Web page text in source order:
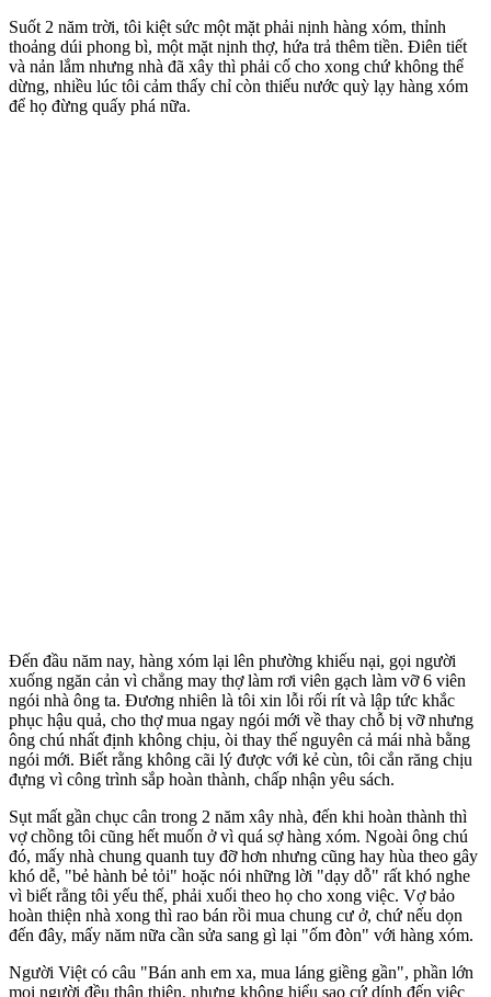
Suốt 2 năm trời, tôi kiệt sức một mặt phải nịnh hàng xóm, thỉnh
thoảng dúi phong bì, một mặt nịnh thợ, hứa trả thêm tiền. Điên tiết
và nản lắm nhưng nhà đã xây thì phải cố cho xong chứ không thể
dừng, nhiều lúc tôi cảm thấy chỉ còn thiếu nước quỳ lạy hàng xóm
để họ đừng quấy phá nữa.
Đến đầu năm nay, hàng xóm lại lên phường khiếu nại, gọi người
xuống ngăn cản vì chẳng may thợ làm rơi viên gạch làm vỡ 6 viên
ngói nhà ông ta. Đương nhiên là tôi xin lỗi rối rít và lập tức khắc
phục hậu quả, cho thợ mua ngay ngói mới về thay chỗ bị vỡ nhưng
ông chú nhất định không chịu, òi thay thế nguyên cả mái nhà bằng
ngói mới. Biết rằng không cãi lý được với kẻ cùn, tôi cắn răng chịu
đựng vì công trình sắp hoàn thành, chấp nhận yêu sách.
Sụt mất gần chục cân trong 2 năm xây nhà, đến khi hoàn thành thì
vợ chồng tôi cũng hết muốn ở vì quá sợ hàng xóm. Ngoài ông chú
đó, mấy nhà chung quanh tuy đỡ hơn nhưng cũng hay hùa theo gây
khó dễ, "bẻ hành bẻ tỏi" hoặc nói những lời "dạy dỗ" rất khó nghe
vì biết rằng tôi yếu thế, phải xuối theo họ cho xong việc. Vợ bảo
hoàn thiện nhà xong thì rao bán rồi mua chung cư ở, chứ nếu dọn
đến đây, mấy năm nữa cần sửa sang gì lại "ốm đòn" với hàng xóm.
Người Việt có câu "Bán anh em xa, mua láng giềng gần", phần lớn
mọi người đều thân thiện, nhưng không hiểu sao cứ dính đến việc